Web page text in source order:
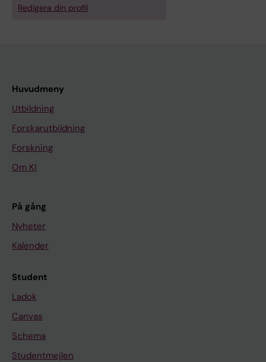
Redigera din profil
Huvudmeny
Utbildning
Forskarutbildning
Forskning
Om KI
På gång
Nyheter
Kalender
Student
Ladok
Canvas
Schema
Studentmejlen